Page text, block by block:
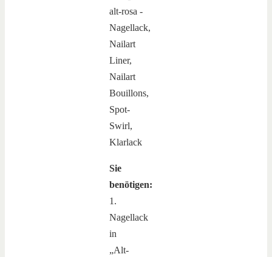
Sie
benötigen:
1.
Nagellack
in
„Alt-